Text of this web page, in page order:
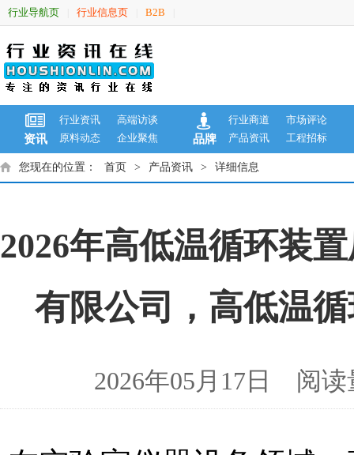
行业导航页 行业信息页 B2B
资讯
行业资讯
高端访谈
原料动态
企业聚焦 品牌
行业商道
市场评论
产品资讯
工程招标
您现在的位置： 首页 > 产品资讯 > 详细信息
2026年高低温循环装
有限公司，高低温
2026年05月17日 阅